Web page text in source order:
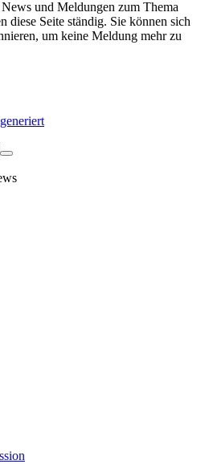
und Meldungen zum Thema
diese Seite ständig. Sie können sich
um keine Meldung mehr zu